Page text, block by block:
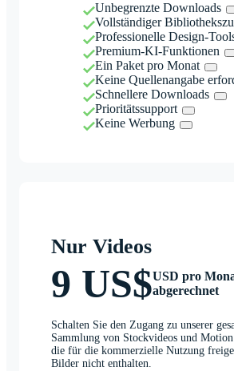
Unbegrenzte Downloads
Vollständiger
Professionelle Design-
Premium-KI-Funktionen
Ein Paket pro Monat
Keine Quellenangabe
Schnellere Downloads
Prioritätssupport
Keine Werbung
Nur Videos
9 US$USD pro
abgerechnet
Schalten Sie den Zugang zu unserer
Sammlung von Stockvideos und
die für die kommerzielle Nutzung
Bilder nicht enthalten.